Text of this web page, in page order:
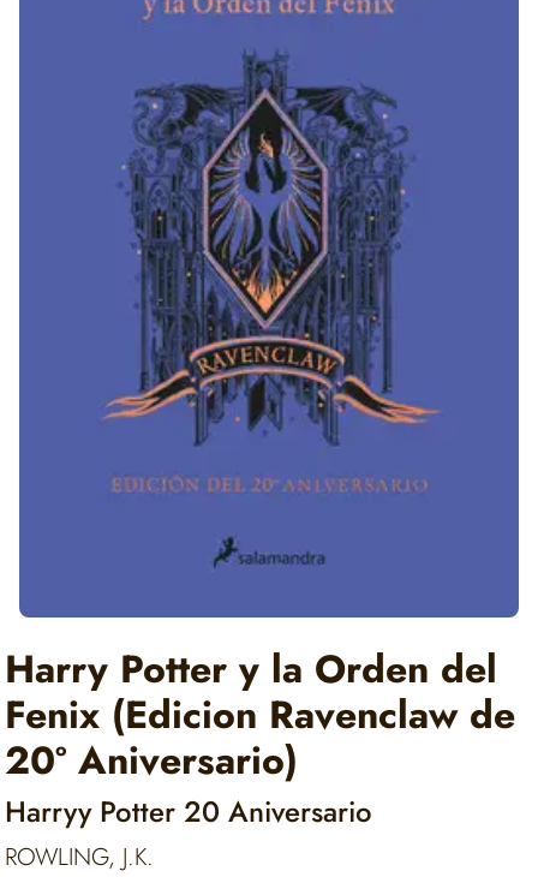
Harry Potter y la Orden del
Fenix (Edicion Ravenclaw de
20º Aniversario)
Harryy Potter 20 Aniversario
ROWLING, J.K.